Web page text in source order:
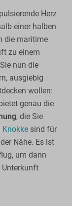
Herz
einer halben
die maritime
zu einem
nun die
ausgiebig
wollen:
genau die
, die Sie
Knokkesind für
Nähe. Es ist
um dann
Unterkunft